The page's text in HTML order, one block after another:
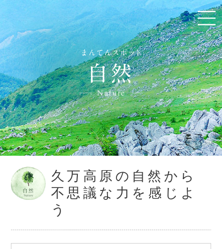
久万高原の自然から
不思議な力を感じよ
う